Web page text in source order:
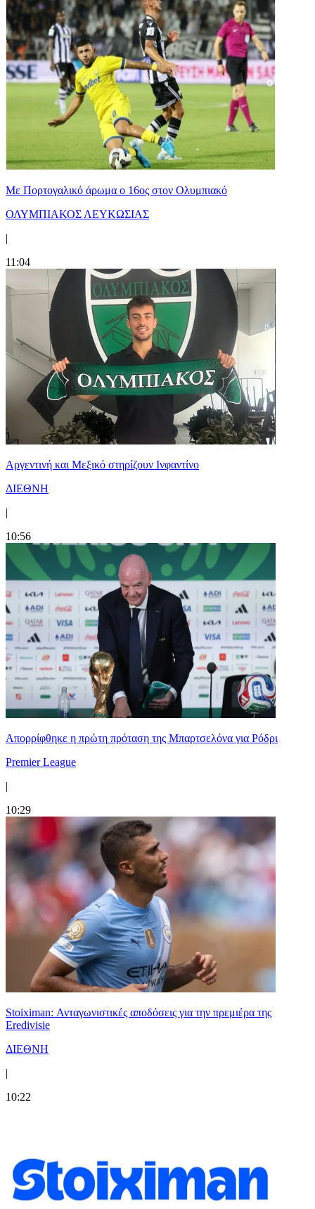
Με Πορτογαλικό άρωμα ο 16ος στον Ολυμπιακό
ΟΛΥΜΠΙΑΚΟΣ ΛΕΥΚΩΣΙΑΣ
|
11:04
Αργεντινή και Μεξικό στηρίζουν Ινφαντίνο
ΔΙΕΘΝΗ
|
10:56
Απορρίφθηκε η πρώτη πρόταση της Μπαρτσελόνα για Ρόδρι
Premier League
|
10:29
Stoiximan: Ανταγωνιστικές αποδόσεις για την πρεμιέρα της
Eredivisie
ΔΙΕΘΝΗ
|
10:22